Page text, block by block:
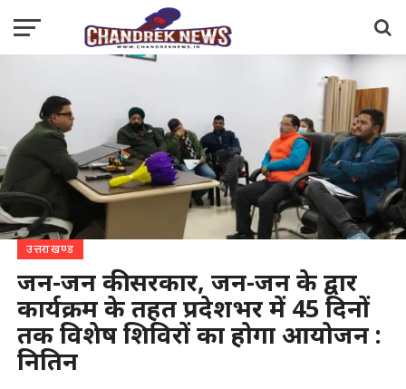
उत्तराखण्ड
जन-जन की सरकार, जन-जन के द्वार
कार्यक्रम के तहत प्रदेशभर में 45 दिनों
तक विशेष शिविरों का होगा आयोजन :
नितिन